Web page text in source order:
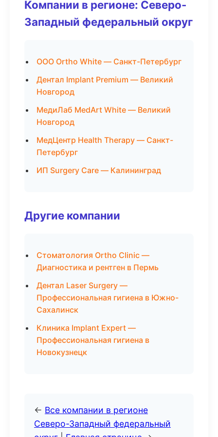
Компании в регионе: Северо-
Западный федеральный округ
ООО Ortho White — Санкт-Петербург
Дентал Implant Premium — Великий
Новгород
МедиЛаб MedArt White — Великий
Новгород
МедЦентр Health Therapy — Санкт-
Петербург
ИП Surgery Care — Калининград
Другие компании
Стоматология Ortho Clinic —
Диагностика и рентген в Пермь
Дентал Laser Surgery —
Профессиональная гигиена в Южно-
Сахалинск
Клиника Implant Expert —
Профессиональная гигиена в
Новокузнецк
← Все компании в регионе
Северо-Западный федеральный